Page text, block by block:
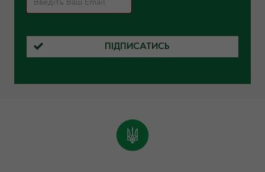
ПІДПИСАТИСЬ